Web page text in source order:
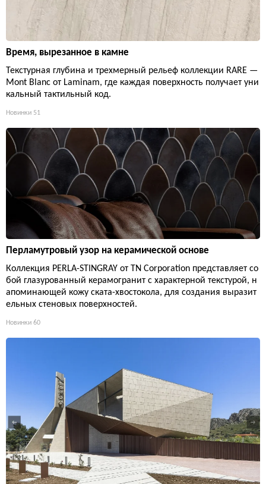
Время, вырезанное в камне
Текстурная глубина и трехмерный рельеф коллекции RARE —
Mont Blanc от Laminam, где каждая поверхность получает уни
кальный тактильный код.
Новинки 51
Перламутровый узор на керамической основе
Коллекция PERLA-STINGRAY от TN Corporation представляет со
бой глазурованный керамогранит с характерной текстурой, н
апоминающей кожу ската-хвостокола, для создания выразит
ельных стеновых поверхностей.
Новинки 60